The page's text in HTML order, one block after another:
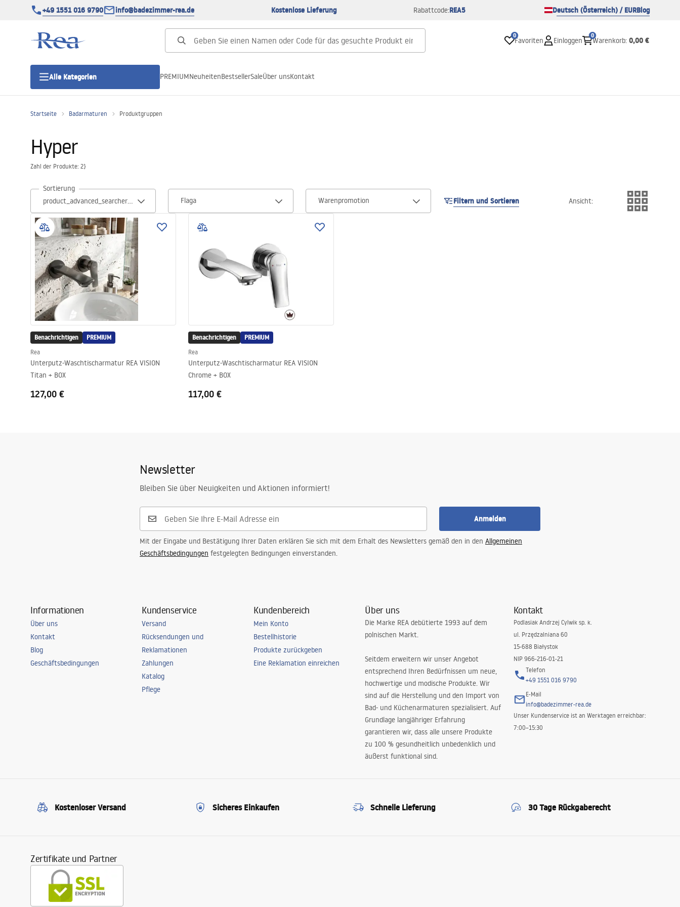
+49 1551 016 9790 info@badezimmer-rea.de Kostenlose Lieferung Rabattcode:REA5 Deutsch (Österreich) / EURBlog
0
Favoriten Einloggen
0
Warenkorb: 0,00 €
Alle Kategorien
Duschtüren
Toiletten
Waschbecken
Wannen und
Badewannenaufsätze
Badarmaturen
Duschen
Kitchen
PREMIUMNeuheitenBestsellerSaleÜber unsKontakt
Startseite Badarmaturen Produktgruppen
Hyper
Zahl der Produkte: 2}
Sortierung
Flaga
Warenpromotion Filtern und Sortieren Ansicht:
Benachrichtigen PREMIUM
Rea
Unterputz-Waschtischarmatur REA VISION
Titan + BOX
127,00 €
Benachrichtigen PREMIUM
Rea
Unterputz-Waschtischarmatur REA VISION
Chrome + BOX
117,00 €
Newsletter
Bleiben Sie über Neuigkeiten und Aktionen informiert!
Anmelden
Mit der Eingabe und Bestätigung Ihrer Daten erklären Sie sich mit dem Erhalt des Newsletters gemäß den in den Allgemeinen
Geschäftsbedingungen festgelegten Bedingungen einverstanden.
Informationen
Über uns
Kontakt
Blog
Geschäftsbedingungen
Kundenservice
Versand
Rücksendungen und
Reklamationen
Zahlungen
Katalog
Pflege
Kundenbereich
Mein Konto
Bestellhistorie
Produkte zurückgeben
Eine Reklamation einreichen
Über uns
Die Marke REA debütierte 1993 auf dem
polnischen Markt.
Seitdem erweitern wir unser Angebot
entsprechend Ihren Bedürfnissen um neue,
hochwertige und modische Produkte. Wir
sind auf die Herstellung und den Import von
Bad- und Küchenarmaturen spezialisiert. Auf
Grundlage langjähriger Erfahrung
garantieren wir, dass alle unsere Produkte
zu 100 % gesundheitlich unbedenklich und
äußerst funktional sind.
Kontakt
Podlasiak Andrzej Cylwik sp. k.
ul. Przędzalniana 60
15-688 Białystok
NIP 966-216-01-21
Telefon
+49 1551 016 9790
E-Mail
info@badezimmer-rea.de
Unser Kundenservice ist an Werktagen erreichbar:
7:00–15:30
Kostenloser Versand Sicheres Einkaufen Schnelle Lieferung 30 Tage Rückgaberecht
Zertifikate und Partner